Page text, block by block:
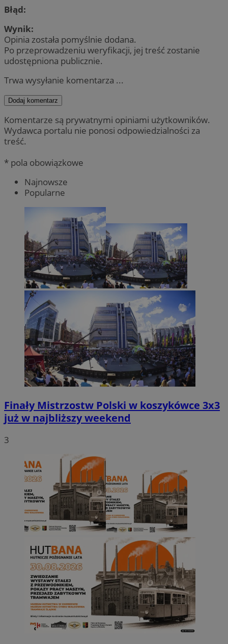
Błąd:
Wynik:
Opinia została pomyślnie dodana.
Po przeprowadzeniu weryfikacji, jej treść zostanie
udostępniona publicznie.
Trwa wysyłanie komentarza ...
Dodaj komentarz
Komentarze są prywatnymi opiniami użytkowników.
Wydawca portalu nie ponosi odpowiedzialności za
treść.
* pola obowiązkowe
Najnowsze
Popularne
Finały Mistrzostw Polski w koszykówce 3x3
już w najbliższy weekend
3